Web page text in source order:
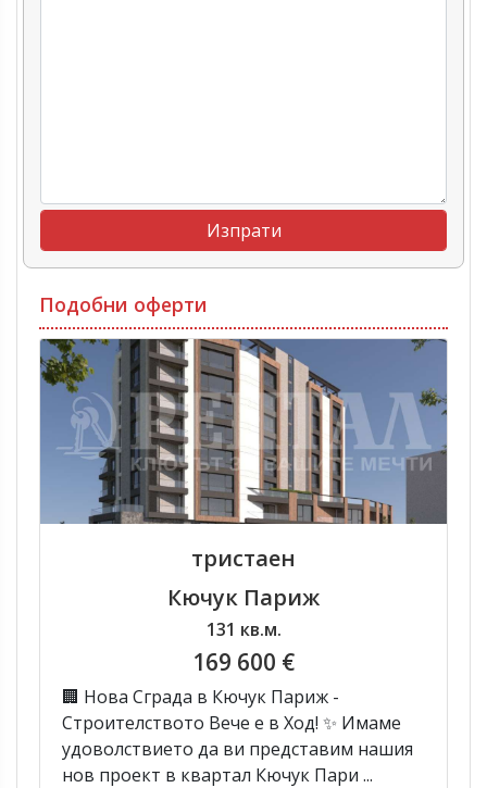
Подобни оферти
тристаен
Кючук Париж
131 кв.м.
169 600 €
🏢 Нова Сграда в Кючук Париж -
Строителството Вече е в Ход! ✨ Имаме
удоволствието да ви представим нашия
нов проект в квартал Кючук Пари ...